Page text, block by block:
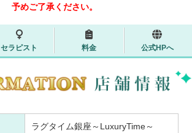
予めご了承ください。
セラピスト 料金 公式HPへ
ラグタイム銀座～LuxuryTime～